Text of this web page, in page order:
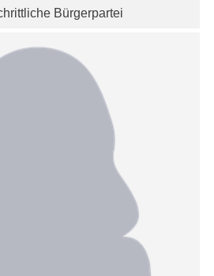
Bürgerpartei